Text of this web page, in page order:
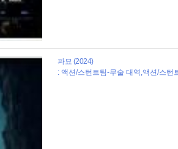
파묘 (2024)
: 액션/스턴트팀-무술 대역,액션/스턴